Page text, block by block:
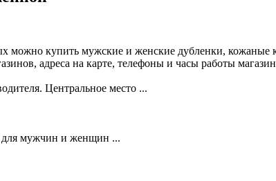
можно купить мужские и женские дубленки,
адреса на карте, телефоны и часы работы
Центральное место ...
для мужчин и женщин ...